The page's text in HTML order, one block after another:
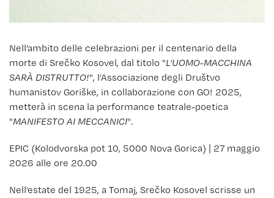
Nell’ambito delle celebrazioni per il centenario della
morte di Srečko Kosovel, dal titolo "L’UOMO-MACCHINA
SARÀ DISTRUTTO!", l’Associazione degli Društvo
humanistov Goriške, in collaborazione con GO! 2025,
metterà in scena la performance teatrale-poetica
"MANIFESTO AI MECCANICI".
EPIC (Kolodvorska pot 10, 5000 Nova Gorica) | 27 maggio
2026 alle ore 20.00
Nell’estate del 1925, a Tomaj, Srečko Kosovel scrisse un